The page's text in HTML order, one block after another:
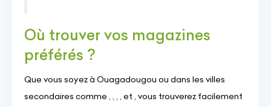
Où trouver vos magazines
préférés ?
Que vous soyez à Ouagadougou ou dans les villes
secondaires comme , , , , et , vous trouverez facilement